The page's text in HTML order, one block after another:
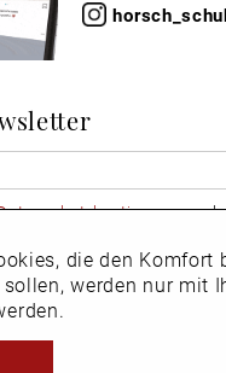
Newsletter abmelden.
die den Komfort
werden nur mit